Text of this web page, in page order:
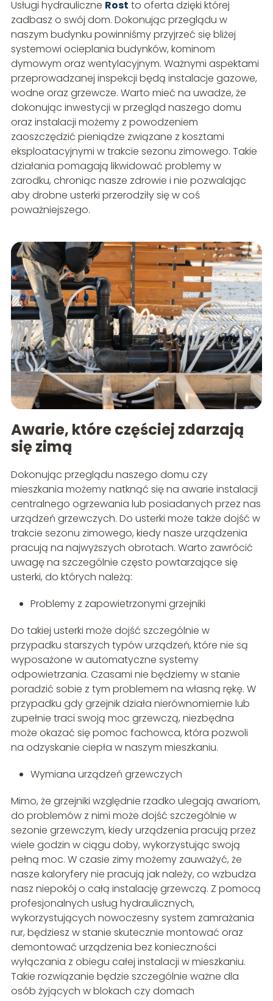
Usługi hydrauliczne Rost to oferta dzięki której
zadbasz o swój dom. Dokonując przeglądu w
naszym budynku powinniśmy przyjrzeć się bliżej
systemowi ocieplania budynków, kominom
dymowym oraz wentylacyjnym. Ważnymi aspektami
przeprowadzanej inspekcji będą instalacje gazowe,
wodne oraz grzewcze. Warto mieć na uwadze, że
dokonując inwestycji w przegląd naszego domu
oraz instalacji możemy z powodzeniem
zaoszczędzić pieniądze związane z kosztami
eksploatacyjnymi w trakcie sezonu zimowego. Takie
działania pomagają likwidować problemy w
zarodku, chroniąc nasze zdrowie i nie pozwalając
aby drobne usterki przerodziły się w coś
poważniejszego.
Awarie, które częściej zdarzają
się zimą
Dokonując przeglądu naszego domu czy
mieszkania możemy natknąć się na awarie instalacji
centralnego ogrzewania lub posiadanych przez nas
urządzeń grzewczych. Do usterki może także dojść w
trakcie sezonu zimowego, kiedy nasze urządzenia
pracują na najwyższych obrotach. Warto zawrócić
uwagę na szczególnie często powtarzające się
usterki, do których należą:
Problemy z zapowietrzonymi grzejniki
Do takiej usterki może dojść szczególnie w
przypadku starszych typów urządzeń, które nie są
wyposażone w automatyczne systemy
odpowietrzania. Czasami nie będziemy w stanie
poradzić sobie z tym problemem na własną rękę. W
przypadku gdy grzejnik działa nierównomiernie lub
zupełnie traci swoją moc grzewczą, niezbędna
może okazać się pomoc fachowca, która pozwoli
na odzyskanie ciepła w naszym mieszkaniu.
Wymiana urządzeń grzewczych
Mimo, że grzejniki względnie rzadko ulegają awariom,
do problemów z nimi może dojść szczególnie w
sezonie grzewczym, kiedy urządzenia pracują przez
wiele godzin w ciągu doby, wykorzystując swoją
pełną moc. W czasie zimy możemy zauważyć, że
nasze kaloryfery nie pracują jak należy, co wzbudza
nasz niepokój o całą instalację grzewczą. Z pomocą
profesjonalnych usług hydraulicznych,
wykorzystujących nowoczesny system zamrażania
rur, będziesz w stanie skutecznie montować oraz
demontować urządzenia bez konieczności
wyłączania z obiegu całej instalacji w mieszkaniu.
Takie rozwiązanie będzie szczególnie ważne dla
osób żyjących w blokach czy domach